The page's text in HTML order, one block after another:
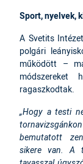
Sport, nyelvek,
A Svetits
polgári
működött –
módszereket
ragaszkodtak.
„Hogy a testi
bemutatott
sikere van. A